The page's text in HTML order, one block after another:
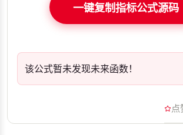
一键复制指标公式源码
该公式暂未发现未来函数！
点